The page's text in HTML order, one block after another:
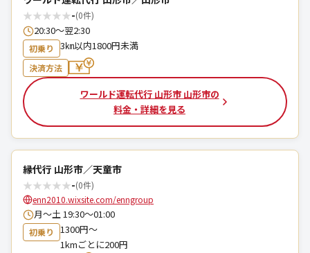
★★★★★-(0件)
20:30～翌2:30
初乗り 3㎞以内1800円未満
決済方法
ワールド運転代行 山形市 山形市の
料金・詳細を見る
縁代行 山形市／天童市
★★★★★-(0件)
enn2010.wixsite.com/enngroup
月～土 19:30～01:00
初乗り
1300円〜
1kmごとに200円